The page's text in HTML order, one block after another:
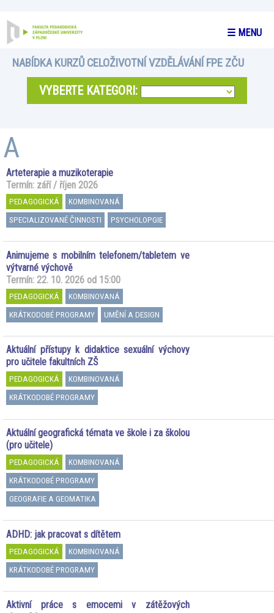
☰ MENU
NABÍDKA KURZŮ CELOŽIVOTNÍ VZDĚLÁVÁNÍ FPE ZČU
VYBERTE KATEGORI:
A
Arteterapie a muzikoterapie
Termín: září / říjen 2026
PEDAGOGICKÁ
KOMBINOVANÁ
SPECIALIZOVANÉ ČINNOSTI
PSYCHOLOPGIE
Animujeme s mobilním telefonem/tabletem ve
výtvarné výchově
Termín: 22. 10. 2026 od 15:00
PEDAGOGICKÁ
KOMBINOVANÁ
KRÁTKODOBÉ PROGRAMY
UMĚNÍ A DESIGN
Aktuální přístupy k didaktice sexuální výchovy
pro učitele fakultních ZŠ
PEDAGOGICKÁ
KOMBINOVANÁ
KRÁTKODOBÉ PROGRAMY
Aktuální geografická témata ve škole i za školou
(pro učitele)
PEDAGOGICKÁ
KOMBINOVANÁ
KRÁTKODOBÉ PROGRAMY
GEOGRAFIE A GEOMATIKA
ADHD: jak pracovat s dítětem
PEDAGOGICKÁ
KOMBINOVANÁ
KRÁTKODOBÉ PROGRAMY
Aktivní práce s emocemi v zátěžových